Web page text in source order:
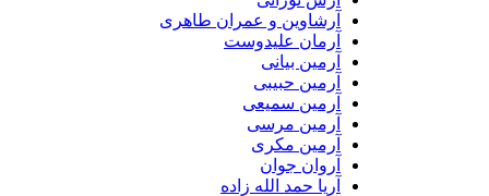
آرشاوین و عمران طاهری
آرمان علیدوست
آرمین بیانی
آرمین حبیبی
آرمین سمیعی
آرمین مرسی
آرمین مکری
آروان جوان
آریا حمد الله زاده